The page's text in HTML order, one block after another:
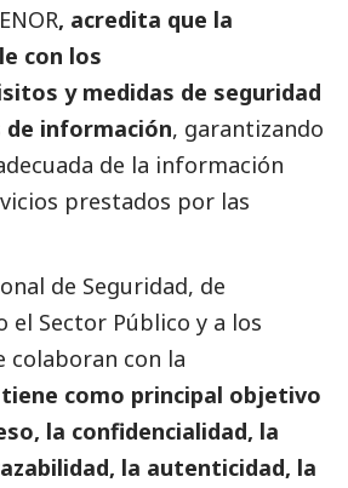
, acredita que la
con los
y medidas de seguridad
información, garantizando
de la información
prestados por las
de Seguridad, de
el Sector Público y a los
colaboran con la
tiene como principal objetivo
la confidencialidad, la
la autenticidad, la